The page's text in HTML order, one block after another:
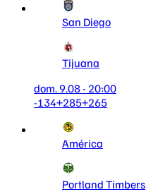
San Diego
Tijuana
dom. 9.08 - 20:00
-134+285+265
América
Portland Timbers